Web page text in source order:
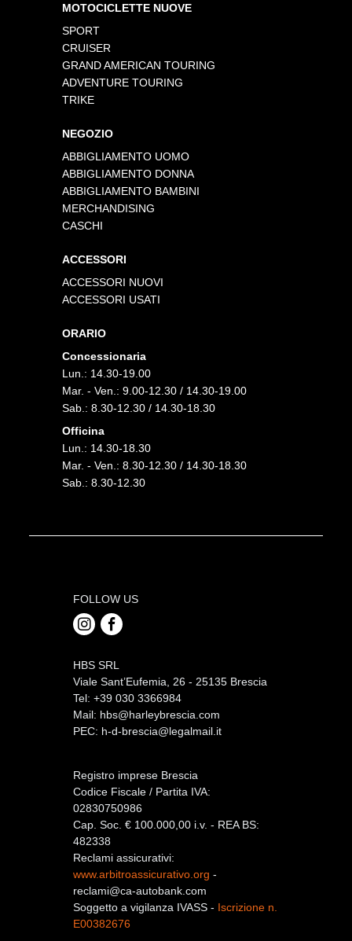
MOTOCICLETTE NUOVE
SPORT
CRUISER
GRAND AMERICAN TOURING
ADVENTURE TOURING
TRIKE
NEGOZIO
ABBIGLIAMENTO UOMO
ABBIGLIAMENTO DONNA
ABBIGLIAMENTO BAMBINI
MERCHANDISING
CASCHI
ACCESSORI
ACCESSORI NUOVI
ACCESSORI USATI
ORARIO
Concessionaria
Lun.: 14.30-19.00
Mar. - Ven.: 9.00-12.30 / 14.30-19.00
Sab.: 8.30-12.30 / 14.30-18.30
Officina
Lun.: 14.30-18.30
Mar. - Ven.: 8.30-12.30 / 14.30-18.30
Sab.: 8.30-12.30
FOLLOW US
HBS SRL
Viale Sant’Eufemia, 26 - 25135 Brescia
Tel: +39 030 3366984
Mail: hbs@harleybrescia.com
PEC: h-d-brescia@legalmail.it
Registro imprese Brescia
Codice Fiscale / Partita IVA:
02830750986
Cap. Soc. € 100.000,00 i.v. - REA BS:
482338
Reclami assicurativi:
www.arbitroassicurativo.org -
reclami@ca-autobank.com
Soggetto a vigilanza IVASS - Iscrizione n.
E00382676